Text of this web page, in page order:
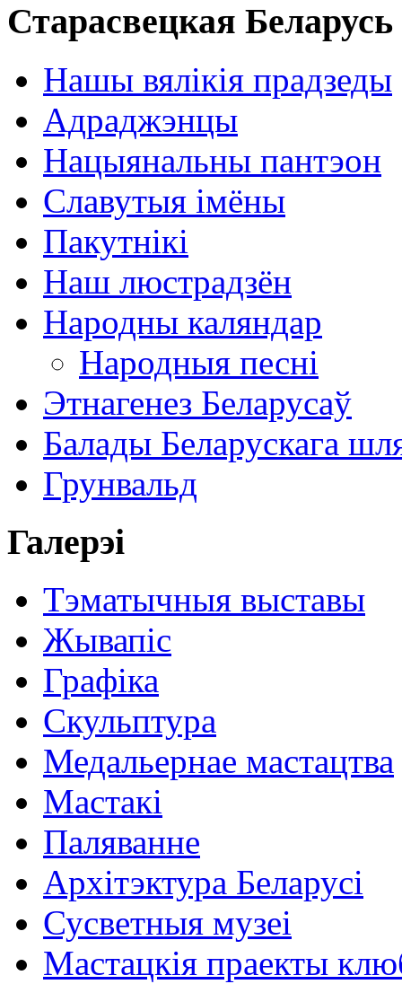
Старасвецкая Беларусь
Нашы вялікія прадзеды
Адраджэнцы
Нацыянальны пантэон
Славутыя імёны
Пакутнікі
Наш люстрадзён
Народны каляндар
Народныя песні
Этнагенез Беларусаў
Балады Беларускага
Грунвальд
Галерэі
Тэматычныя выставы
Жывапіс
Графіка
Скульптура
Медальернае мастацтва
Мастакі
Паляванне
Архітэктура Беларусі
Сусветныя музеі
Мастацкія праекты